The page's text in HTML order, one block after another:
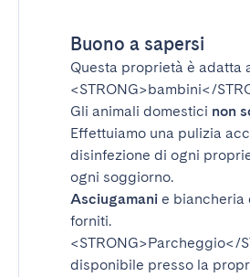
Buono a sapersi
Questa proprietà è adatta
<STRONG>bambini</
Gli animali domestici non
Effettuiamo una pulizia
disinfezione di ogni
ogni soggiorno.
Asciugamani e biancheria
forniti.
<STRONG>Parcheggio</
disponibile presso la